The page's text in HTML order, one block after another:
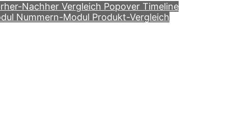
Nachher Vergleich Popover Timeline
Nummern-Modul Produkt-Vergleich